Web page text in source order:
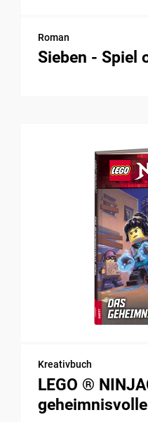
Roman
Sieben - Spiel
Kreativbuch
LEGO ®
geheimnisvolle